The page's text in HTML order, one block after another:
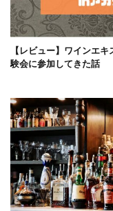
【レビュー】ワインエ
験会に参加してきた話